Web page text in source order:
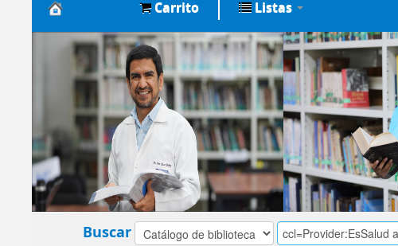
Biblioteca
Central
EsSalud
Carrito Listas
Buscar